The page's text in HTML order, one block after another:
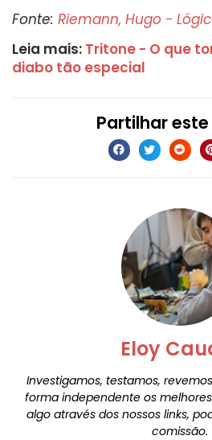
Fonte: Riemann, Hugo -
Leia mais: Tritone - O que
diabo tão especial
Partilhar
Eloy
Investigamos, testamos,
forma independente os
algo através dos nossos links,
comissão.